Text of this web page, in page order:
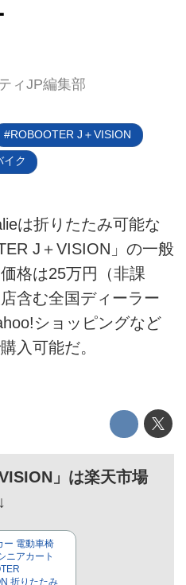
ついて
て
ィJP編集部
ROBOOTER J＋VISION
イク
は折りたたみ可能な
J＋VISION」の一般
格は25万円（非課
含む全国ディーラー
ショッピングなど
入可能だ。
」は楽天市場
ー 電動車椅
ニアカート
折りたたみ